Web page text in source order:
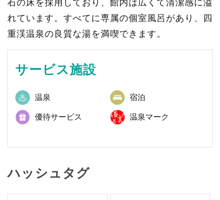
石の床を採用しており、館内は広くて清潔感に溢
れています。すべてに専属の個室風呂があり、四
重渓温泉の良質な湯を満喫できます。
サービス施設
温泉 宿泊
優待サービス 温泉マーク
ハッシュタグ